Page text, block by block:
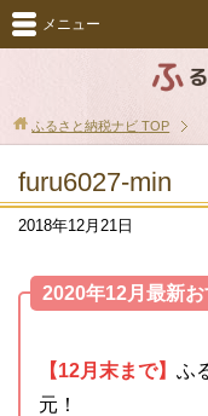
メニュー
ふるさと納税ナビ TOP
furu6027-min
2018年12月21日
2020年12月最新お
【12月末まで】 ふ
元！